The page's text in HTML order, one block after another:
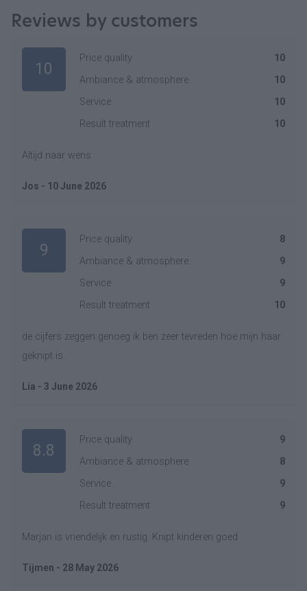
Reviews by customers
10
Price quality
10
Ambiance & atmosphere
10
Service
10
Result treatment
10
Altijd naar wens
Jos - 10 June 2026
9
Price quality
8
Ambiance & atmosphere
9
Service
9
Result treatment
10
de cijfers zeggen genoeg ik ben zeer tevreden hoe mijn haar
geknipt is.
Lia - 3 June 2026
8.8
Price quality
9
Ambiance & atmosphere
8
Service
9
Result treatment
9
Marjan is vriendelijk en rustig. Knipt kinderen goed
Tijmen - 28 May 2026